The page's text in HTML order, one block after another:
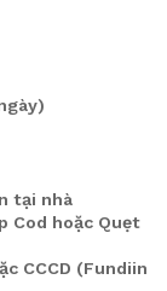
tại nhà
Cod hoặc Quẹt
CCCD (Fundiin